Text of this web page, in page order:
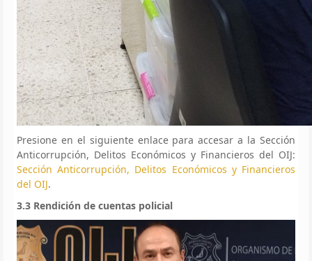
Presione en el siguiente enlace para accesar a la Sección
Anticorrupción, Delitos Económicos y Financieros del OIJ:
Sección Anticorrupción, Delitos Económicos y Financieros
del OIJ.
3.3 Rendición de cuentas policial